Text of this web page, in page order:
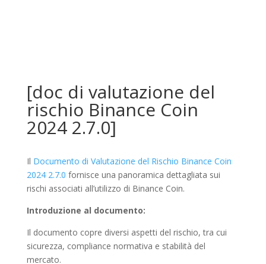
[doc di valutazione del
rischio Binance Coin
2024 2.7.0]
Il Documento di Valutazione del Rischio Binance Coin
2024 2.7.0 fornisce una panoramica dettagliata sui
rischi associati all’utilizzo di Binance Coin.
Introduzione al documento:
Il documento copre diversi aspetti del rischio, tra cui
sicurezza, compliance normativa e stabilità del
mercato.